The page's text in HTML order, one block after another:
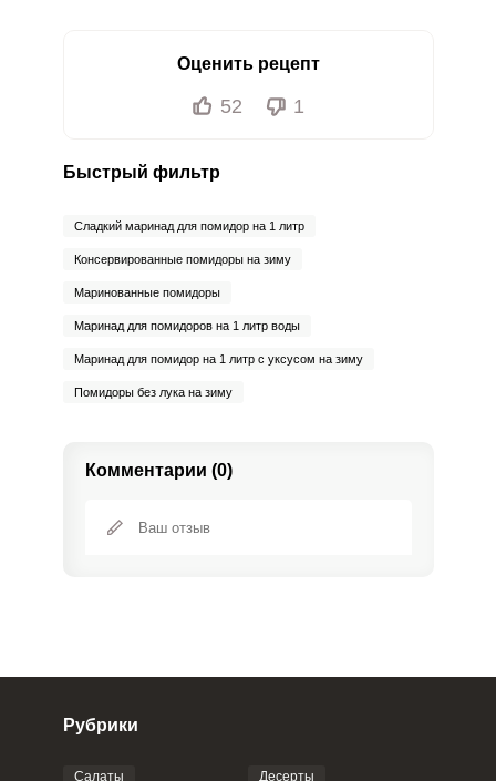
Оценить рецепт
52 1
Быстрый фильтр
Сладкий маринад для помидор на 1 литр
Консервированные помидоры на зиму
Маринованные помидоры
Маринад для помидоров на 1 литр воды
Маринад для помидор на 1 литр с уксусом на зиму
Помидоры без лука на зиму
Комментарии (0)
Рубрики
Салаты Десерты